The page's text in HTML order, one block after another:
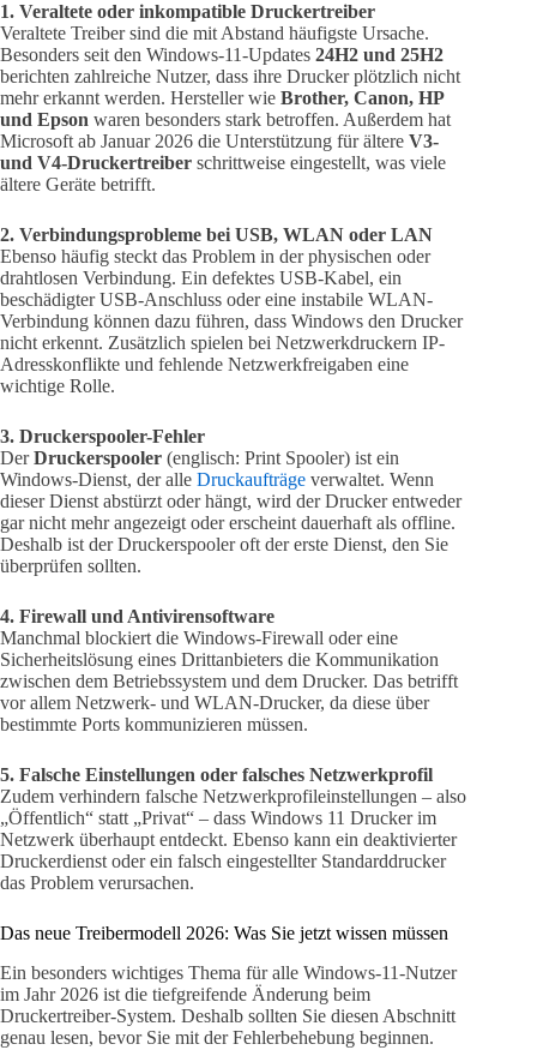
1. Veraltete oder inkompatible Druckertreiber
Veraltete Treiber sind die mit Abstand häufigste Ursache.
Besonders seit den Windows-11-Updates 24H2 und 25H2
berichten zahlreiche Nutzer, dass ihre Drucker plötzlich nicht
mehr erkannt werden. Hersteller wie Brother, Canon, HP
und Epson waren besonders stark betroffen. Außerdem hat
Microsoft ab Januar 2026 die Unterstützung für ältere V3-
und V4-Druckertreiber schrittweise eingestellt, was viele
ältere Geräte betrifft.
2. Verbindungsprobleme bei USB, WLAN oder LAN
Ebenso häufig steckt das Problem in der physischen oder
drahtlosen Verbindung. Ein defektes USB-Kabel, ein
beschädigter USB-Anschluss oder eine instabile WLAN-
Verbindung können dazu führen, dass Windows den Drucker
nicht erkennt. Zusätzlich spielen bei Netzwerkdruckern IP-
Adresskonflikte und fehlende Netzwerkfreigaben eine
wichtige Rolle.
3. Druckerspooler-Fehler
DerDruckerspooler (englisch: Print Spooler) ist ein
Windows-Dienst, der alle Druckaufträge verwaltet. Wenn
dieser Dienst abstürzt oder hängt, wird der Drucker entweder
gar nicht mehr angezeigt oder erscheint dauerhaft als offline.
Deshalb ist der Druckerspooler oft der erste Dienst, den Sie
überprüfen sollten.
4. Firewall und Antivirensoftware
Manchmal blockiert die Windows-Firewall oder eine
Sicherheitslösung eines Drittanbieters die Kommunikation
zwischen dem Betriebssystem und dem Drucker. Das betrifft
vor allem Netzwerk- und WLAN-Drucker, da diese über
bestimmte Ports kommunizieren müssen.
5. Falsche Einstellungen oder falsches Netzwerkprofil
Zudem verhindern falsche Netzwerkprofileinstellungen – also
„Öffentlich“ statt „Privat“ – dass Windows 11 Drucker im
Netzwerk überhaupt entdeckt. Ebenso kann ein deaktivierter
Druckerdienst oder ein falsch eingestellter Standarddrucker
das Problem verursachen.
Das neue Treibermodell 2026: Was Sie jetzt wissen müssen
Ein besonders wichtiges Thema für alle Windows-11-Nutzer
im Jahr 2026 ist die tiefgreifende Änderung beim
Druckertreiber-System. Deshalb sollten Sie diesen Abschnitt
genau lesen, bevor Sie mit der Fehlerbehebung beginnen.